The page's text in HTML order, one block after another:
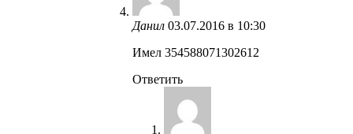
Данил 03.07.2016 в 10:30
Имел 354588071302612
Ответить